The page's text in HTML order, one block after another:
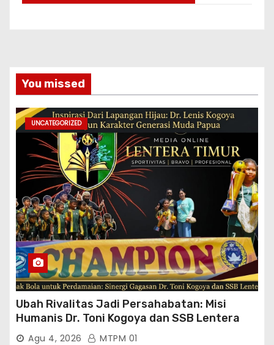
You missed
UNCATEGORIZED
Ubah Rivalitas Jadi Persahabatan: Misi
Humanis Dr. Toni Kogoya dan SSB Lentera
TimurAgu 4, 2026 MTPM 01